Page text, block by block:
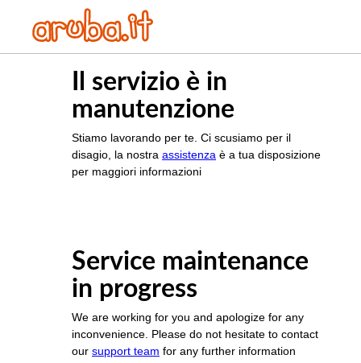
Il servizio è in
manutenzione
Stiamo lavorando per te. Ci scusiamo per il
disagio, la nostra assistenza è a tua disposizione
per maggiori informazioni
Service maintenance
in progress
We are working for you and apologize for any
inconvenience. Please do not hesitate to contact
our support team for any further information